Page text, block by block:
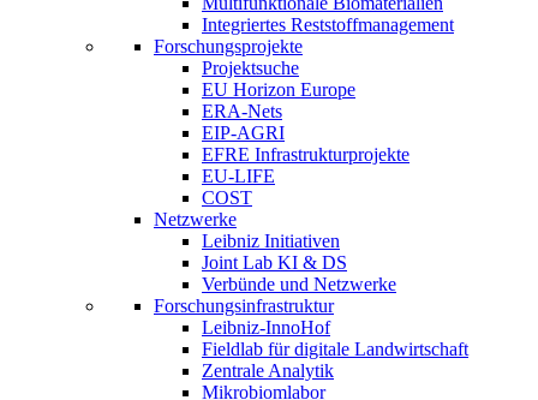
Integriertes Reststoffmanagement
Forschungsprojekte
Projektsuche
EU Horizon Europe
ERA-Nets
EIP-AGRI
EFRE Infrastrukturprojekte
EU-LIFE
COST
Netzwerke
Leibniz Initiativen
Joint Lab KI & DS
Verbünde und Netzwerke
Forschungsinfrastruktur
Leibniz-InnoHof
Fieldlab für digitale Landwirtschaft
Zentrale Analytik
Mikrobiomlabor